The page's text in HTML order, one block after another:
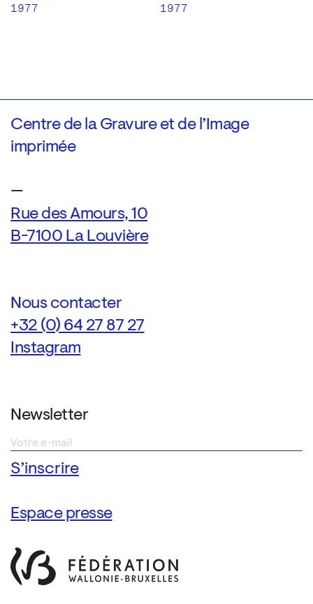
1977
1977
Centre de la Gravure et de l’Image
imprimée
—
Rue des Amours, 10
B-7100 La Louvière
Nous contacter
+32 (0) 64 27 87 27
Instagram
Newsletter
Espace presse